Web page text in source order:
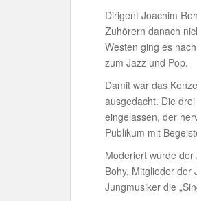
Dirigent Joachim
Zuhörern danach
Westen ging es
zum Jazz und Pop.
Damit war das
ausgedacht. Die
eingelassen, der
Publikum mit
Moderiert wurde
Bohy, Mitglieder der
Jungmusiker die